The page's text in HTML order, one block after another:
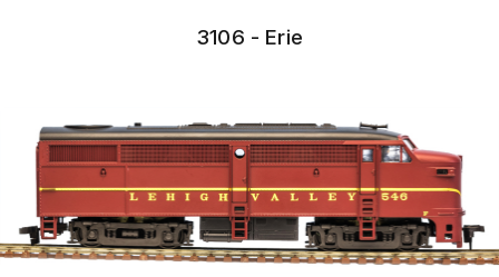
3106 - Erie